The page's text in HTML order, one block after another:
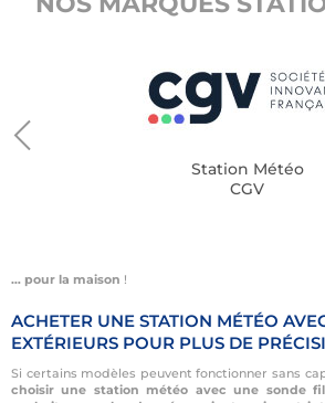
Station Météo
CGV
… pour la maison !
ACHETER UNE STATION MÉTÉO
EXTÉRIEURS POUR PLUS DE
Si certains modèles peuvent fonctionner sans
choisir une station météo avec une sonde